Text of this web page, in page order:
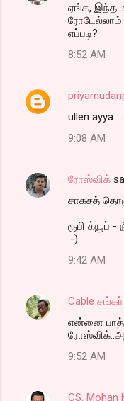
ஏங்க, இந்த
ரோடேல்லாம்
எப்படி?
8:52 AM
ullen ayya
9:08 AM
ரோஸ்விக்
சாகசத்
ரூபி க்யூப் -
:-)
9:42 AM
Cable சங்கர்
என்னை
9:52 AM
CS. Mohan